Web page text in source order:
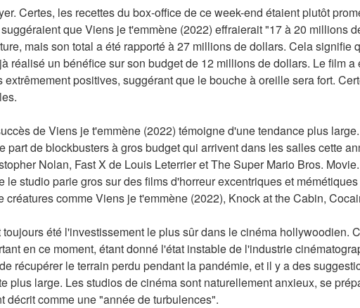
Certes, les recettes du box-office de ce week-end étaient plutôt
que Viens je t'emmène (2022) effraierait "17 à 20 millions
mais son total a été rapporté à 27 millions de dollars. Cela signifie
réalisé un bénéfice sur son budget de 12 millions de dollars. Le film a
positives, suggérant que le bouche à oreille sera fort.
de Viens je t'emmène (2022) témoigne d'une tendance plus
part de blockbusters à gros budget qui arrivent dans les salles cette
Nolan, Fast X de Louis Leterrier et The Super Mario Bros.
le studio parie gros sur des films d'horreur excentriques et
créatures comme Viens je t'emmène (2022), Knock at the Cabin,
toujours été l'investissement le plus sûr dans le cinéma hollywoodien.
en ce moment, étant donné l'état instable de l'industrie
récupérer le terrain perdu pendant la pandémie, et il y a des
plus large. Les studios de cinéma sont naturellement anxieux, se
décrit comme une "année de turbulences".